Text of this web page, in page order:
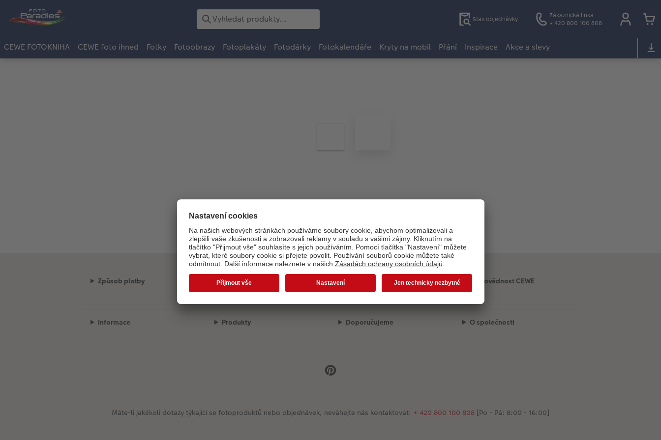
Stav objednávky
Zákaznická linka
+ 420 800 100 808
CEWE FOTOKNIHA CEWE foto ihned Fotky Fotoobrazy Fotoplakáty Fotodárky Fotokalendáře Kryty na mobil Přání Inspirace Akce a slevy
Načítání konfigurátoru. . .
Způsob platby Naši přepravní partneři Kvalita a bezpečnost Odpovědnost CEWE
Informace Produkty Doporučujeme O společnosti
Máte-li jakékoli dotazy týkající se fotoproduktů nebo objednávek, neváhejte nás kontaktovat: + 420 800 100 808 [Po - Pá: 8:00 - 16:00]